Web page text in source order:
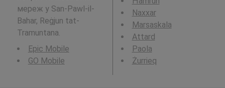
мереж у San-Pawl-il-
Bahar, Reġjun tat-
Tramuntana.
Epic Mobile
GO Mobile
Naxxar
Marsaskala
Attard
Paola
Żurrieq